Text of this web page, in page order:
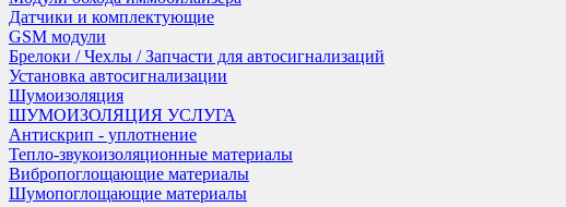
Датчики и комплектующие
GSM модули
Брелоки / Чехлы / Запчасти для автосигнализаций
Установка автосигнализации
Шумоизоляция
ШУМОИЗОЛЯЦИЯ УСЛУГА
Антискрип - уплотнение
Тепло-звукоизоляционные материалы
Вибропоглощающие материалы
Шумопоглощающие материалы